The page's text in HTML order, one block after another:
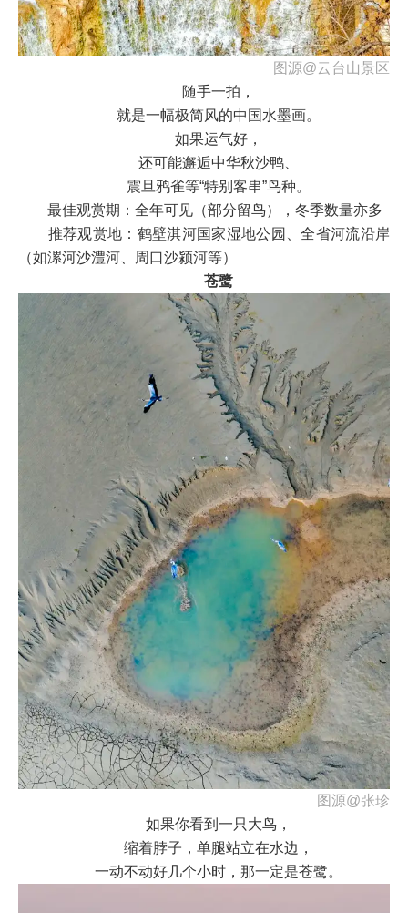
图源@云台山景区
随手一拍，
就是一幅极简风的中国水墨画。
如果运气好，
还可能邂逅中华秋沙鸭、
震旦鸦雀等“特别客串”鸟种。
最佳观赏期：全年可见（部分留鸟），冬季数量亦多
推荐观赏地：鹤壁淇河国家湿地公园、全省河流沿岸
（如漯河沙澧河、周口沙颍河等）
苍鹭
图源@张珍
如果你看到一只大鸟，
缩着脖子，单腿站立在水边，
一动不动好几个小时，那一定是苍鹭。